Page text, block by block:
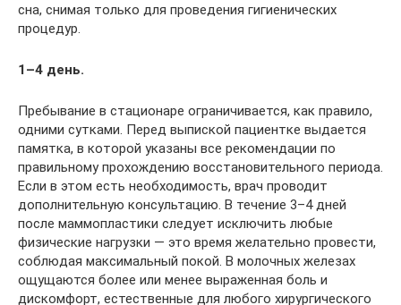
сна, снимая только для проведения гигиенических
процедур.
1–4 день.
Пребывание в стационаре ограничивается, как правило,
одними сутками. Перед выпиской пациентке выдается
памятка, в которой указаны все рекомендации по
правильному прохождению восстановительного периода.
Если в этом есть необходимость, врач проводит
дополнительную консультацию. В течение 3–4 дней
после маммопластики следует исключить любые
физические нагрузки — это время желательно провести,
соблюдая максимальный покой. В молочных железах
ощущаются более или менее выраженная боль и
дискомфорт, естественные для любого хирургического